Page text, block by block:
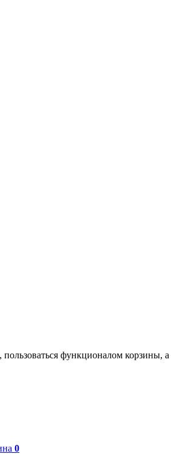
функционалом корзины,
0